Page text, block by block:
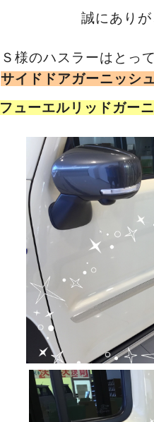
誠にあり
Ｓ様のハスラーはとっ
サイドドアガーニッシュ
フューエルリッドガー